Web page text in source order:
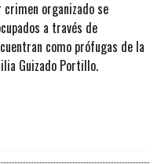
crimen organizado se
a través de
como prófugas de la
Guizado Portillo.